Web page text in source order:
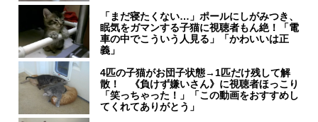
「まだ寝たくない…」ポールにしがみつき、
眠気をガマンする子猫に視聴者もん絶！「電
車の中でこういう人見る」「かわいいは正
義」
4匹の子猫がお団子状態→1匹だけ残して解
散！ 《負けず嫌いさん》に視聴者ほっこり
「笑っちゃった！」「この動画をおすすめし
てくれてありがとう」